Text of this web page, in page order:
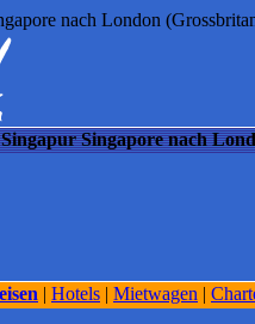
nach London
Singapore nach
| Hotels | Mietwagen |